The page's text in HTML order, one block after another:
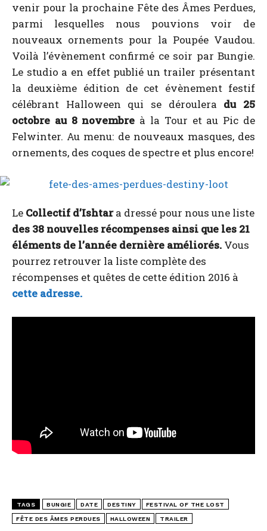
venir pour la prochaine Fête des Âmes Perdues,
parmi lesquelles nous pouvions voir de
nouveaux ornements pour la Poupée Vaudou.
Voilà l’évènement confirmé ce soir par Bungie.
Le studio a en effet publié un trailer présentant
la deuxième édition de cet évènement festif
célébrant Halloween qui se déroulera du 25
octobre au 8 novembre à la Tour et au Pic de
Felwinter. Au menu: de nouveaux masques, des
ornements, des coques de spectre et plus encore!
Le Collectif d’Ishtara dressé pour nous une liste
des 38 nouvelles récompenses ainsi que les 21
éléments de l’année dernière améliorés. Vous
pourrez retrouver la liste complète des
récompenses et quêtes de cette édition 2016 à
cette adresse.
TAGS BUNGIE DATE DESTINY FESTIVAL OF THE LOST
FÊTE DES ÂMES PERDUES HALLOWEEN TRAILER